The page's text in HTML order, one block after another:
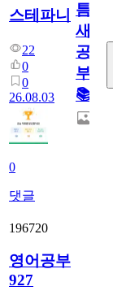
스테파니
22
0
0
26.08.03
0
댓글
틈
새
공
부!
📚
196720
영어공부
927